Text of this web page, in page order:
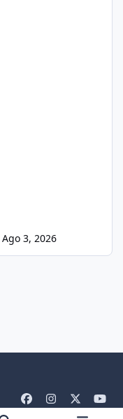
Ago 3, 2026
a
n
o